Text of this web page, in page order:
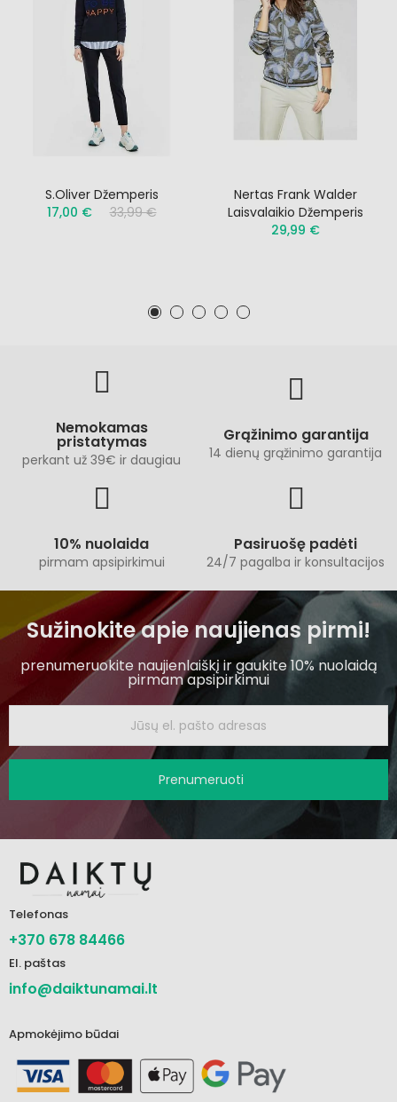
S.Oliver Džemperis
17,00 €
33,99 €
Nertas Frank Walder
Laisvalaikio Džemperis
29,99 €
Nemokamas
pristatymas
perkant už 39€ ir daugiau
Grąžinimo garantija
14 dienų grąžinimo garantija
10% nuolaida
pirmam apsipirkimui
Pasiruošę padėti
24/7 pagalba ir konsultacijos
Sužinokite apie naujienas pirmi!
prenumeruokite naujienlaiškį ir gaukite 10% nuolaidą
pirmam apsipirkimui
Prenumeruoti
Telefonas
+370 678 84466
El. paštas
info@daiktunamai.lt
Apmokėjimo būdai